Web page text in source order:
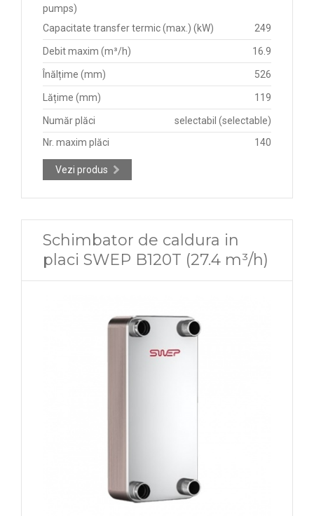
pumps)
Capacitate transfer termic (max.) (kW)
249
Debit maxim (m³/h) 16.9
Înălțime (mm) 526
Lățime (mm) 119
Număr plăci
selectabil (selectable)
Nr. maxim plăci
140
Vezi produs
Schimbator de caldura in
placi SWEP B120T (27.4 m³/h)